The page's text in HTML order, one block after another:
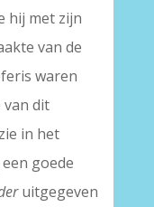
hij met zijn
van de
waren
dit
in het
goede
uitgegeven